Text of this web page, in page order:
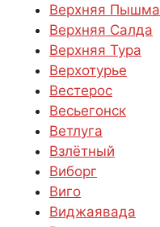
Верхняя Пышма
Верхняя Салда
Верхняя Тура
Верхотурье
Вестерос
Весьегонск
Ветлуга
Взлётный
Виборг
Виго
Виджаявада